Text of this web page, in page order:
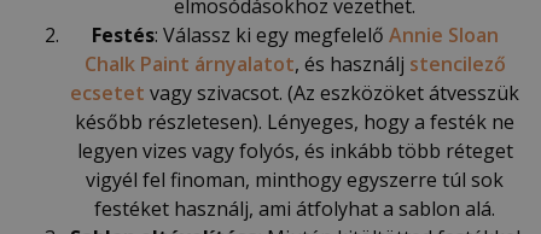
elmosódásokhoz vezethet.
Festés: Válassz ki egy megfelelő Annie Sloan
Chalk Paint árnyalatot, és használj stencilező
ecsetet vagy szivacsot. (Az eszközöket átvesszük
később részletesen). Lényeges, hogy a festék ne
legyen vizes vagy folyós, és inkább több réteget
vigyél fel finoman, minthogy egyszerre túl sok
festéket használj, ami átfolyhat a sablon alá.